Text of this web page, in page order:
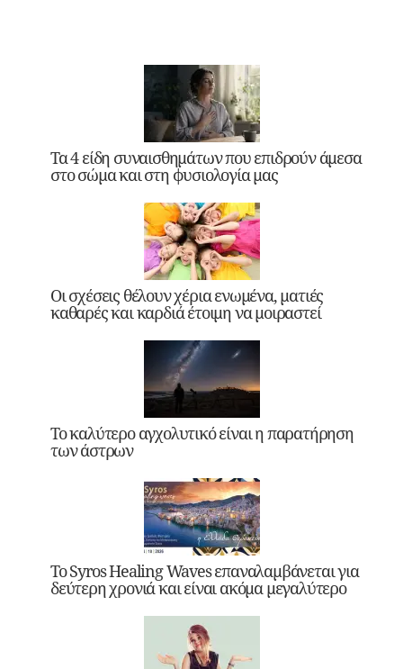
Τα 4 είδη συναισθημάτων που επιδρούν άμεσα
στο σώμα και στη φυσιολογία μας
Οι σχέσεις θέλουν χέρια ενωμένα, ματιές
καθαρές και καρδιά έτοιμη να μοιραστεί
Το καλύτερο αγχολυτικό είναι η παρατήρηση
των άστρων
Το Syros Healing Waves επαναλαμβάνεται για
δεύτερη χρονιά και είναι ακόμα μεγαλύτερο